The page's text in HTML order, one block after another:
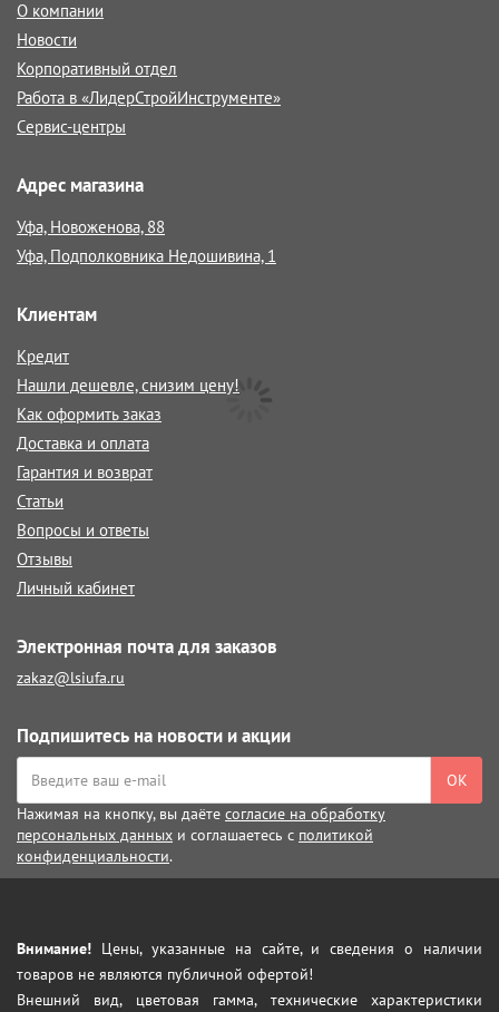
О компании
Новости
Корпоративный отдел
Работа в «ЛидерСтройИнструменте»
Сервис-центры
Адрес магазина
Уфа, Новоженова, 88
Уфа, Подполковника Недошивина, 1
Клиентам
Кредит
Нашли дешевле, снизим цену!
Как оформить заказ
Доставка и оплата
Гарантия и возврат
Статьи
Вопросы и ответы
Отзывы
Личный кабинет
Электронная почта для заказов
zakaz@lsiufa.ru
Подпишитесь на новости и акции
ОК
Нажимая на кнопку, вы даёте согласие на обработку
персональных данных и соглашаетесь с политикой
конфиденциальности.
Внимание! Цены, указанные на сайте, и сведения о наличии
товаров не являются публичной офертой!
Внешний вид, цветовая гамма, технические характеристики